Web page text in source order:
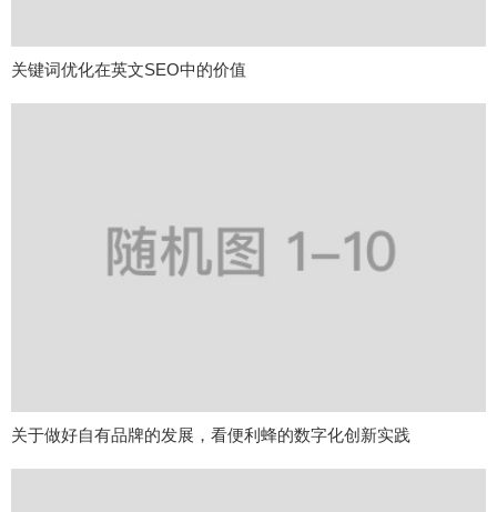
关键词优化在英文SEO中的价值
关于做好自有品牌的发展，看便利蜂的数字化创新实践